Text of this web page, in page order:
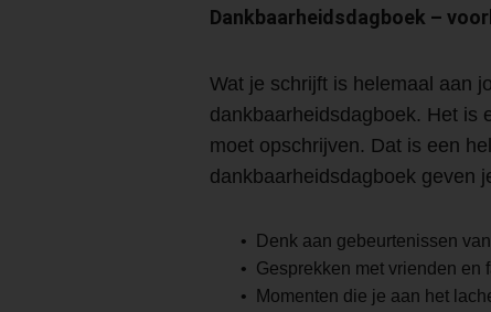
Dankbaarheidsdagboek –
Wat je schrijft is helemaal aan
dankbaarheidsdagboek. Het is
moet opschrijven. Dat is een
dankbaarheidsdagboek geven
Denk aan gebeurtenissen
Gesprekken met vrienden en
Momenten die je aan het